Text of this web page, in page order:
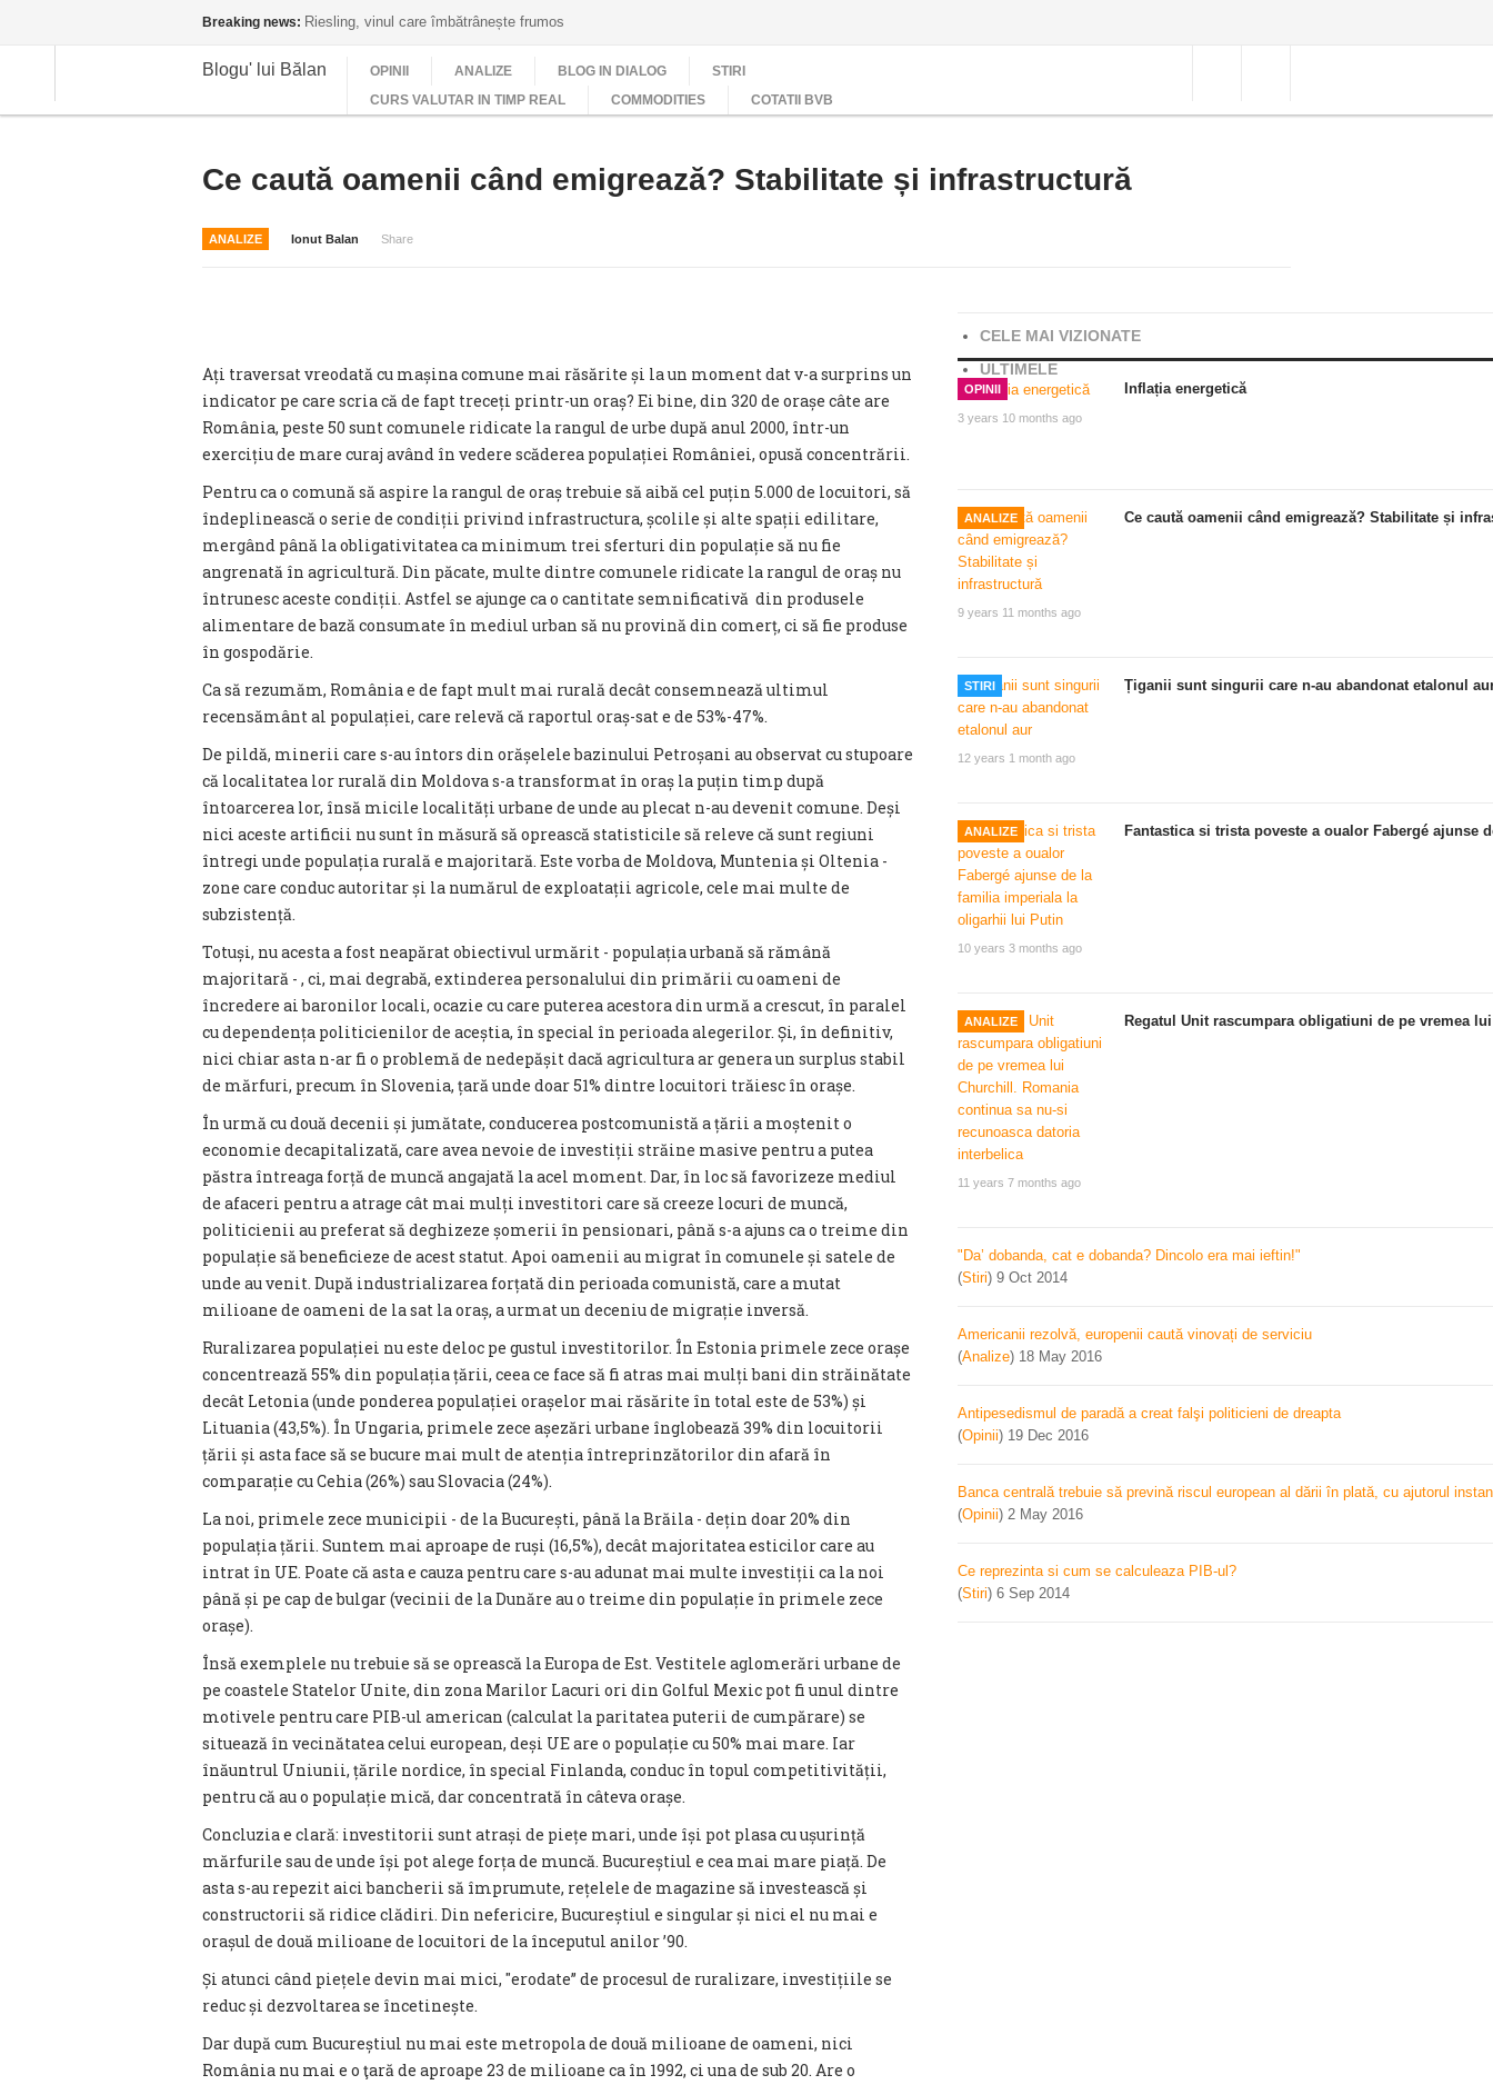
Breaking news: Riesling, vinul care îmbătrânește frumos
Blogu' lui Bălan OPINII ANALIZE BLOG IN DIALOG
STIRI
CURS VALUTAR IN TIMP REAL
COMMODITIES COTATII BVB
Ce caută oamenii când emigrează? Stabilitate și infrastructură
ANALIZE Ionut Balan Share
Ați traversat vreodată cu mașina comune mai răsărite și la un moment dat v-a surprins un
indicator pe care scria că de fapt treceți printr-un oraș? Ei bine, din 320 de orașe câte are
România, peste 50 sunt comunele ridicate la rangul de urbe după anul 2000, într-un
exercițiu de mare curaj având în vedere scăderea populației României, opusă concentrării.
Pentru ca o comună să aspire la rangul de oraș trebuie să aibă cel puțin 5.000 de locuitori, să
îndeplinească o serie de condiții privind infrastructura, școlile și alte spații edilitare,
mergând până la obligativitatea ca minimum trei sferturi din populație să nu fie
angrenată în agricultură. Din păcate, multe dintre comunele ridicate la rangul de oraș nu
întrunesc aceste condiții. Astfel se ajunge ca o cantitate semnificativă din produsele
alimentare de bază consumate în mediul urban să nu provină din comerț, ci să fie produse
în gospodărie.
Ca să rezumăm, România e de fapt mult mai rurală decât consemnează ultimul
recensământ al populației, care relevă că raportul oraș-sat e de 53%-47%.
De pildă, minerii care s-au întors din orășelele bazinului Petroșani au observat cu stupoare
că localitatea lor rurală din Moldova s-a transformat în oraș la puțin timp după
întoarcerea lor, însă micile localități urbane de unde au plecat n-au devenit comune. Deși
nici aceste artificii nu sunt în măsură să oprească statisticile să releve că sunt regiuni
întregi unde populația rurală e majoritară. Este vorba de Moldova, Muntenia și Oltenia -
zone care conduc autoritar și la numărul de exploatații agricole, cele mai multe de
subzistență.
Totuși, nu acesta a fost neapărat obiectivul urmărit - populația urbană să rămână
majoritară - , ci, mai degrabă, extinderea personalului din primării cu oameni de
încredere ai baronilor locali, ocazie cu care puterea acestora din urmă a crescut, în paralel
cu dependența politicienilor de aceștia, în special în perioada alegerilor. Și, în definitiv,
nici chiar asta n-ar fi o problemă de nedepășit dacă agricultura ar genera un surplus stabil
de mărfuri, precum în Slovenia, țară unde doar 51% dintre locuitori trăiesc în orașe.
În urmă cu două decenii și jumătate, conducerea postcomunistă a țării a moștenit o
economie decapitalizată, care avea nevoie de investiții străine masive pentru a putea
păstra întreaga forță de muncă angajată la acel moment. Dar, în loc să favorizeze mediul
de afaceri pentru a atrage cât mai mulți investitori care să creeze locuri de muncă,
politicienii au preferat să deghizeze șomerii în pensionari, până s-a ajuns ca o treime din
populație să beneficieze de acest statut. Apoi oamenii au migrat în comunele și satele de
unde au venit. După industrializarea forțată din perioada comunistă, care a mutat
milioane de oameni de la sat la oraș, a urmat un deceniu de migrație inversă.
Ruralizarea populației nu este deloc pe gustul investitorilor. În Estonia primele zece orașe
concentrează 55% din populația țării, ceea ce face să fi atras mai mulți bani din străinătate
decât Letonia (unde ponderea populației orașelor mai răsărite în total este de 53%) și
Lituania (43,5%). În Ungaria, primele zece așezări urbane înglobează 39% din locuitorii
țării și asta face să se bucure mai mult de atenția întreprinzătorilor din afară în
comparație cu Cehia (26%) sau Slovacia (24%).
La noi, primele zece municipii - de la București, până la Brăila - dețin doar 20% din
populația țării. Suntem mai aproape de ruși (16,5%), decât majoritatea esticilor care au
intrat în UE. Poate că asta e cauza pentru care s-au adunat mai multe investiții ca la noi
până și pe cap de bulgar (vecinii de la Dunăre au o treime din populație în primele zece
orașe).
Însă exemplele nu trebuie să se oprească la Europa de Est. Vestitele aglomerări urbane de
pe coastele Statelor Unite, din zona Marilor Lacuri ori din Golful Mexic pot fi unul dintre
motivele pentru care PIB-ul american (calculat la paritatea puterii de cumpărare) se
situează în vecinătatea celui european, deși UE are o populație cu 50% mai mare. Iar
înăuntrul Uniunii, țările nordice, în special Finlanda, conduc în topul competitivității,
pentru că au o populație mică, dar concentrată în câteva orașe.
Concluzia e clară: investitorii sunt atrași de piețe mari, unde își pot plasa cu ușurință
mărfurile sau de unde își pot alege forța de muncă. Bucureștiul e cea mai mare piață. De
asta s-au repezit aici bancherii să împrumute, rețelele de magazine să investească și
constructorii să ridice clădiri. Din nefericire, Bucureștiul e singular și nici el nu mai e
orașul de două milioane de locuitori de la începutul anilor ’90.
Și atunci când piețele devin mai mici, "erodate” de procesul de ruralizare, investițiile se
reduc și dezvoltarea se încetinește.
Dar după cum Bucureștiul nu mai este metropola de două milioane de oameni, nici
România nu mai e o ţară de aproape 23 de milioane ca în 1992, ci una de sub 20. Are o
CELE MAI VIZIONATE
ULTIMELE
OPINII
3 years 10 months ago
Inflația energetică
ANALIZE
9 years 11 months ago
Ce caută oamenii când emigrează? Stabilitate și
STIRI
12 years 1 month ago
Țiganii sunt singurii care n-au abandonat etalonul
ANALIZE
10 years 3 months ago
Fantastica si trista poveste a oualor Fabergé
ANALIZE
11 years 7 months ago
Regatul Unit rascumpara obligatiuni de pe vremea
"Da’ dobanda, cat e dobanda? Dincolo era mai ieftin!"
(Stiri) 9 Oct 2014
Americanii rezolvă, europenii caută vinovați de serviciu
(Analize) 18 May 2016
Antipesedismul de paradă a creat falşi politicieni de dreapta
(Opinii) 19 Dec 2016
Banca centrală trebuie să prevină riscul european al dării în plată, cu ajutorul
(Opinii) 2 May 2016
Ce reprezinta si cum se calculeaza PIB-ul?
(Stiri) 6 Sep 2014